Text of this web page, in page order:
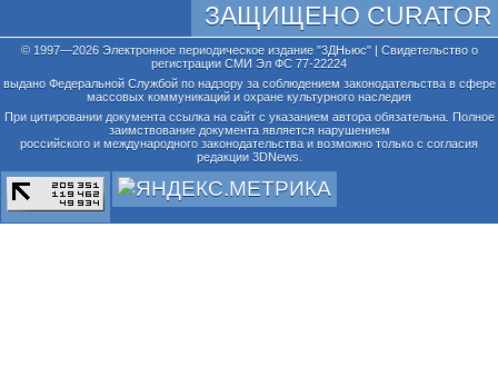
ЗАЩИЩЕНО CURATOR
© 1997—2026 Электронное периодическое издание "3ДНьюс" | Свидетельство о
регистрации СМИ Эл ФС 77-22224
выдано Федеральной Службой по надзору за соблюдением законодательства в сфере
массовых коммуникаций и охране культурного наследия
При цитировании документа ссылка на сайт с указанием автора обязательна. Полное
заимствование документа является нарушением
российского и международного законодательства и возможно только с согласия
редакции 3DNews.